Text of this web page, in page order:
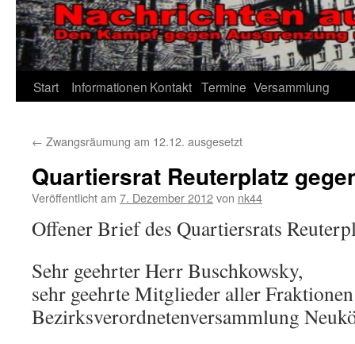
Start Informationen Kontakt Termine Versammlung
← Zwangsräumung am 12.12. ausgesetzt
Quartiersrat Reuterplatz
Veröffentlicht am 7. Dezember 2012von nk44
Offener Brief des Quartiersrats
Sehr geehrter Herr Buschkowsky,
sehr geehrte Mitglieder aller
Bezirksverordnetenversammlung